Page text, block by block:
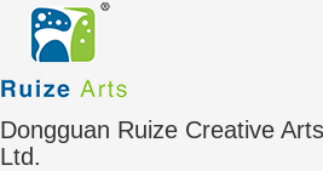
Dongguan Ruize Creative
Ltd.